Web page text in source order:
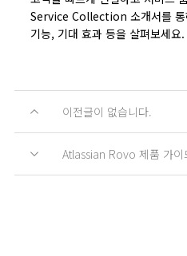
Service Collection 소개서를 통
기능, 기대 효과 등을 살펴보세요.
이전글이 없습니다.
Atlassian Rovo 제품 가이